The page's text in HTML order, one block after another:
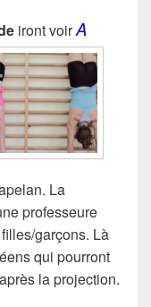
iront voirA
La
professeure
garçons. Là
qui pourront
la projection.